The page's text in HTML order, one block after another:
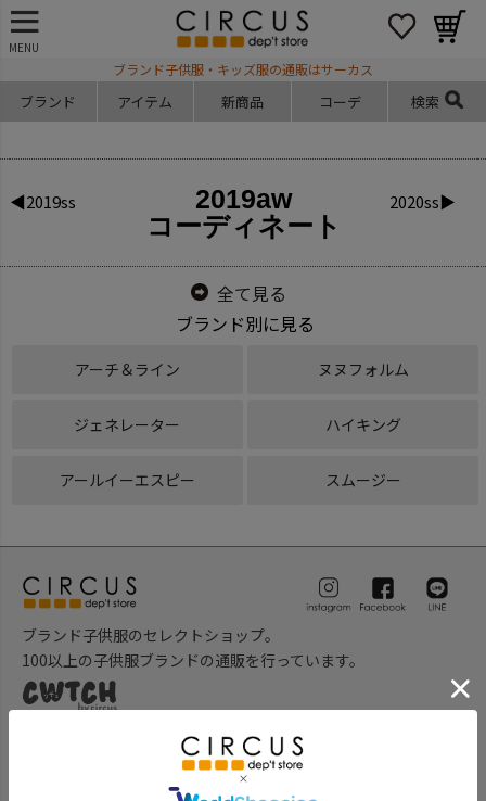
MENU
ブランド子供服・キッズ服の通販はサーカス
ブランド アイテム 新商品 コーデ 検索
◀2019ss
2019aw
コーディネート
2020ss▶
全て見る
ブランド別に見る
アーチ＆ライン ヌヌフォルム
ジェネレーター ハイキング
アールイーエスピー スムージー
ブランド子供服のセレクトショップ。
100以上の子供服ブランドの通販を行っています。
ベビー服のセレクトショップ。
新生児用から出産祝い等のギフトアイテムなど多数のベビー用品
を取り揃えております。